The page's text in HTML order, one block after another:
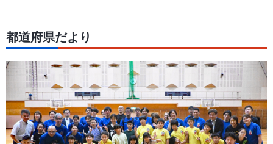
都道府県だより